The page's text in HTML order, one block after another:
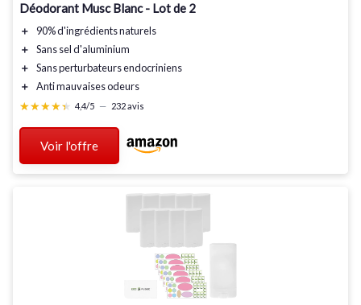
Déodorant Musc Blanc - Lot de 2
＋
90% d'ingrédients naturels
＋
Sans sel d'aluminium
＋
Sans perturbateurs endocriniens
＋
Anti mauvaises odeurs
★★★★★
★★★★★ 4,4/5 — 232 avis
Voir l'offre